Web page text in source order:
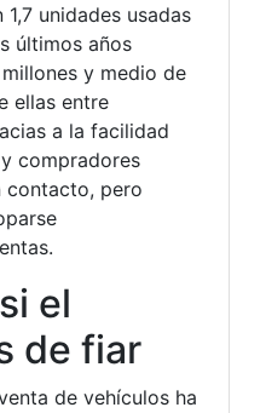
unidades usadas
últimos años
y medio de
ellas entre
a la facilidad
compradores
contacto, pero
el
de fiar
de vehículos ha